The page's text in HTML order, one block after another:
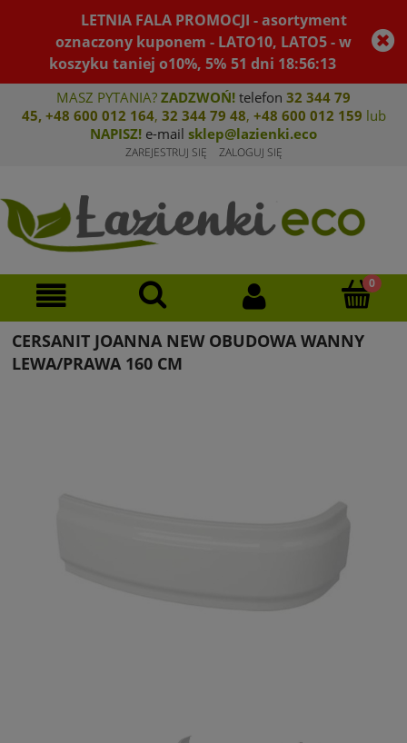
LETNIA FALA PROMOCJI - asortyment
oznaczony kuponem - LATO10, LATO5 - w
koszyku taniej o10%, 5% 51 dni 18:56:13
MASZ PYTANIA? ZADZWOŃ! telefon 32 344 79
45, +48 600 012 164, 32 344 79 48, +48 600 012 159 lub
NAPISZ! e-mail sklep@lazienki.eco
ZAREJESTRUJ SIĘ ZALOGUJ SIĘ
CERSANIT JOANNA NEW OBUDOWA WANNY
LEWA/PRAWA 160 CM